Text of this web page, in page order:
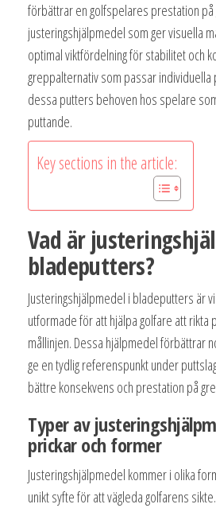
förbättrar en golfspelares prestation
justeringshjälpmedel som ger visuella
optimal viktfördelning för stabilitet och
greppalternativ som passar
dessa putters behoven hos spelare
puttande.
Key sections in the article:
Vad är
bladeputters?
Justeringshjälpmedel i bladeputters är
utformade för att hjälpa golfare att rikta
mållinjen. Dessa hjälpmedel förbättrar
ge en tydlig referenspunkt under
bättre konsekvens och prestation på
Typer av
prickar och former
Justeringshjälpmedel kommer i olika
unikt syfte för att vägleda golfarens